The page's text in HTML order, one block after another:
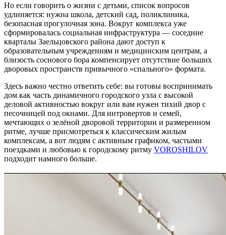
Но если говорить о жизни с детьми, список вопросов
удлиняется: нужна школа, детский сад, поликлиника,
безопасная прогулочная зона. Вокруг комплекса уже
сформировалась социальная инфраструктура — соседние
кварталы Заельцовского района дают доступ к
образовательным учреждениям и медицинским центрам, а
близость соснового бора компенсирует отсутствие больших
дворовых пространств привычного «спального» формата.
Здесь важно честно ответить себе: вы готовы воспринимать
дом как часть динамичного городского узла с высокой
деловой активностью вокруг или вам нужен тихий двор с
песочницей под окнами. Для интровертов и семей,
мечтающих о зелёной дворовой территории и размеренном
ритме, лучше присмотреться к классическим жилым
комплексам, а вот людям с активным графиком, частыми
поездками и любовью к городскому ритму VOROSHILOV
подходит намного больше.